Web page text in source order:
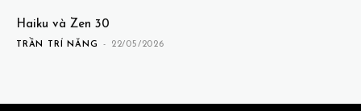
Haiku và Zen 30
TRẦN TRÍ NĂNG - 22/05/2026